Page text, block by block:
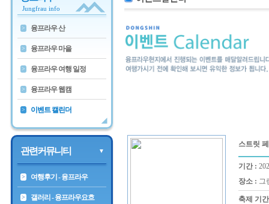
Jungfrau info
> 융프라우 산
> 융프라우 마을
> 융프라우 여행 일정
> 융프라우 웹캠
> 이벤트 캘린더
관련커뮤니티 ▼
> 여행후기 - 융프라우
> 갤러리 - 융프라우요흐
스트릿
기간 :
장소 : 그
축제 기